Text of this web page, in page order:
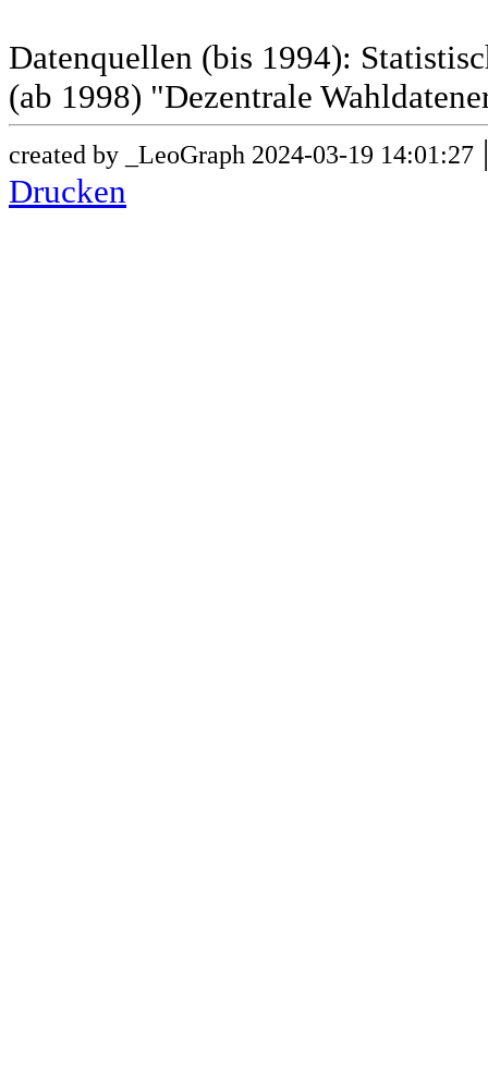
Datenquellen (bis 1994):
(ab 1998) "Dezentrale
created by _LeoGraph 2024-03-19 14:01:27
Drucken